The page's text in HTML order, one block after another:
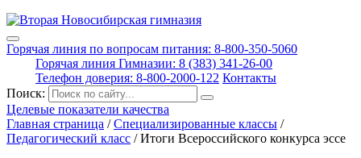
Горячая линия по вопросам питания: 8-800-350-5060
Горячая линия Гимназии: 8 (383) 341-26-00
Телефон доверия: 8-800-2000-122 Контакты
Поиск:
Целевые показатели качества
Главная страница /Специализированные классы /
Педагогический класс /Итоги Всероссийского конкурса эссе